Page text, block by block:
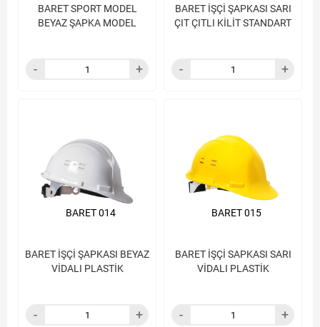
BARET SPORT MODEL
BEYAZ ŞAPKA MODEL
BARET İŞÇİ ŞAPKASI SARI
ÇIT ÇITLI KİLİT STANDART
BARET İŞÇİ ŞAPKASI BEYAZ
VİDALI PLASTİK
BARET 014
BARET İŞÇİ SAPKASI SARI
VİDALI PLASTİK
BARET 015